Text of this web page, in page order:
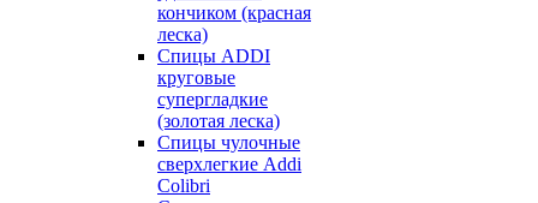
кончиком (красная
леска)
Спицы ADDI
круговые
супергладкие
(золотая леска)
Спицы чулочные
сверхлегкие Addi
Colibri